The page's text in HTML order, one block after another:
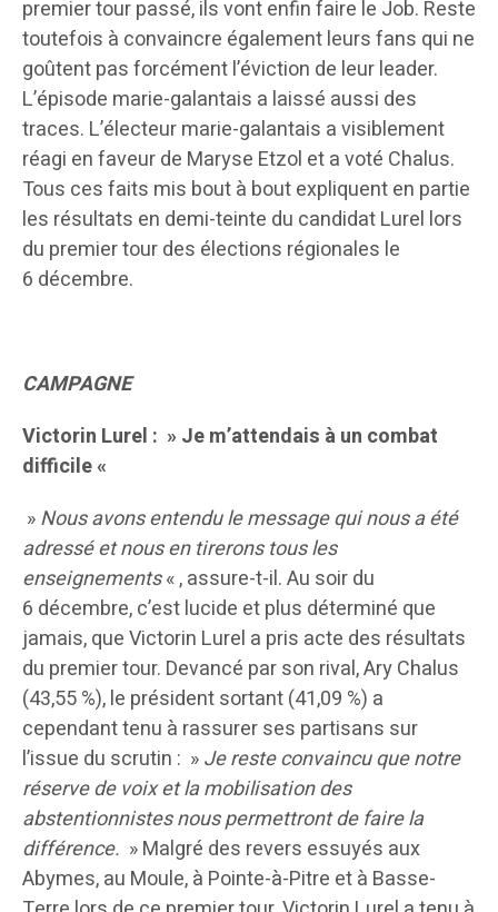
premier tour passé, ils vont enfin faire le Job. Reste
toutefois à convaincre également leurs fans qui ne
goûtent pas forcément l’éviction de leur leader.
L’épisode marie-galantais a laissé aussi des
traces. L’électeur marie-galantais a visiblement
réagi en faveur de Maryse Etzol et a voté Chalus.
Tous ces faits mis bout à bout expliquent en partie
les résultats en demi-teinte du candidat Lurel lors
du premier tour des élections régionales le
6 décembre.
CAMPAGNE
Victorin Lurel : » Je m’attendais à un combat
difficile «
»Nous avons entendu le message qui nous a été
adressé et nous en tirerons tous les
enseignements« , assure-t-il. Au soir du
6 décembre, c’est lucide et plus déterminé que
jamais, que Victorin Lurel a pris acte des résultats
du premier tour. Devancé par son rival, Ary Chalus
(43,55 %), le président sortant (41,09 %) a
cependant tenu à rassurer ses partisans sur
l’issue du scrutin : »Je reste convaincu que notre
réserve de voix et la mobilisation des
abstentionnistes nous permettront de faire la
différence. » Malgré des revers essuyés aux
Abymes, au Moule, à Pointe-à-Pitre et à Basse-